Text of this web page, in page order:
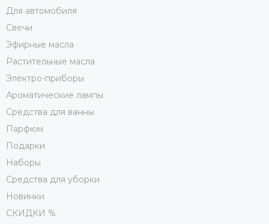
Для автомобиля
Свечи
Эфирные масла
Растительные масла
Электро-приборы
Ароматические лампы
Средства для ванны
Парфюм
Подарки
Наборы
Средства для уборки
Новинки
СКИДКИ %